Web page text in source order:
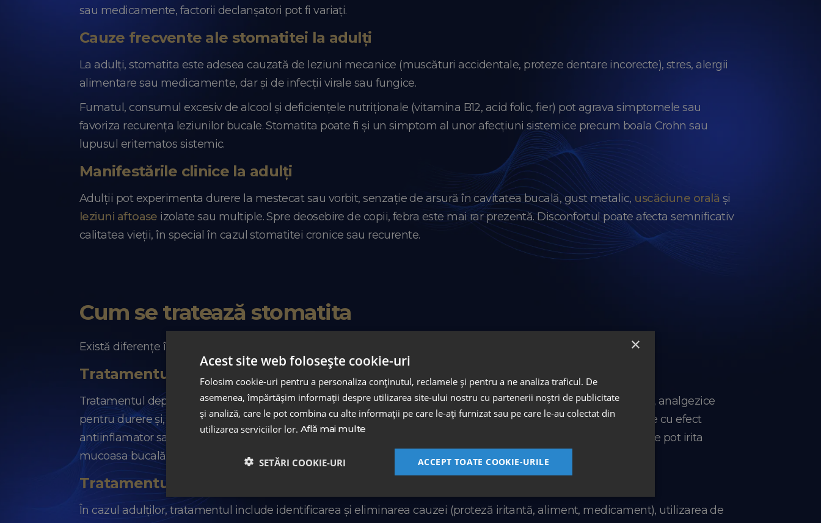
sau medicamente, factorii declanșatori pot fi variați.
Cauze frecvente ale stomatitei la adulți
La adulți, stomatita este adesea cauzată de leziuni mecanice (muscături accidentale, proteze dentare incorecte), stres, alergii
alimentare sau medicamente, dar și de infecții virale sau fungice.
Fumatul, consumul excesiv de alcool și deficiențele nutriționale (vitamina B12, acid folic, fier) pot agrava simptomele sau
favoriza recurența leziunilor bucale. Stomatita poate fi și un simptom al unor afecțiuni sistemice precum boala Crohn sau
lupusul eritematos sistemic.
Manifestările clinice la adulți
Adulții pot experimenta durere la mestecat sau vorbit, senzație de arsură în cavitatea bucală, gust metalic, uscăciune orală și
leziuni aftoase izolate sau multiple. Spre deosebire de copii, febra este mai rar prezentă. Disconfortul poate afecta semnificativ
calitatea vieții, în special în cazul stomatitei cronice sau recurente.
Cum se tratează stomatita
Există diferențe între modul în care se tratează stomatita la copii și adulți.
Tratamentul stomatitei la copii
Tratamentul depinde de cauza identificată. În cazul infecțiilor virale, se recomandă hidratarea corespunzătoare, analgezice
pentru durere și, în unele cazuri, antivirale prescrise de medic. Pentru stomatita aftoasă, se pot folosi geluri orale cu efect
antiinflamator sau antiseptic. Igiena orală este esențială, la fel ca evitarea alimentelor acide sau foarte calde care pot irita
mucoasa bucală. În cazul candidozei, se administrează antifungice locale (nistatină, miconazol).
Tratamentul stomatitei la adulți
În cazul adulților, tratamentul include identificarea și eliminarea cauzei (proteză iritantă, aliment, medicament), utilizarea de
×
Acest site web folosește cookie-uri
Folosim cookie-uri pentru a personaliza conținutul, reclamele și pentru a ne analiza traficul. De
asemenea, împărtășim informații despre utilizarea site-ului nostru cu partenerii noștri de publicitate
și analiză, care le pot combina cu alte informații pe care le-ați furnizat sau pe care le-au colectat din
utilizarea serviciilor lor. Află mai multe
ACCEPT TOATE COOKIE-URILE
SETĂRI COOKIE-URI